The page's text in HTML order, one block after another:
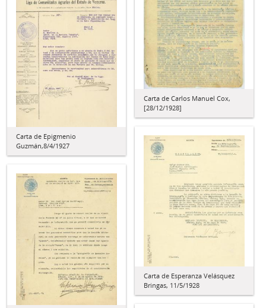
Carta de Carlos Manuel Cox,
[28/12/1928]
Carta de Epigmenio
Guzmán,8/4/1927
Carta de Esperanza Velásquez
Bringas, 11/5/1928